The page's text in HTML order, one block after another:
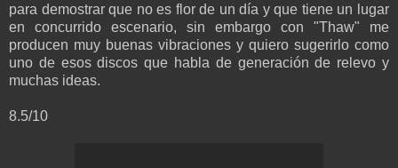
para demostrar que no es flor de un día y que tiene un lugar
en concurrido escenario, sin embargo con "Thaw" me
producen muy buenas vibraciones y quiero sugerirlo como
uno de esos discos que habla de generación de relevo y
muchas ideas.
8.5/10